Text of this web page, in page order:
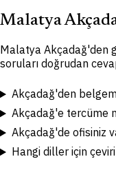
Malatya
Malatya Akçadağ'den
soruları doğrudan
Akçadağ'den
Akçadağ'e tercüme
Akçadağ'de ofisiniz
Hangi diller için